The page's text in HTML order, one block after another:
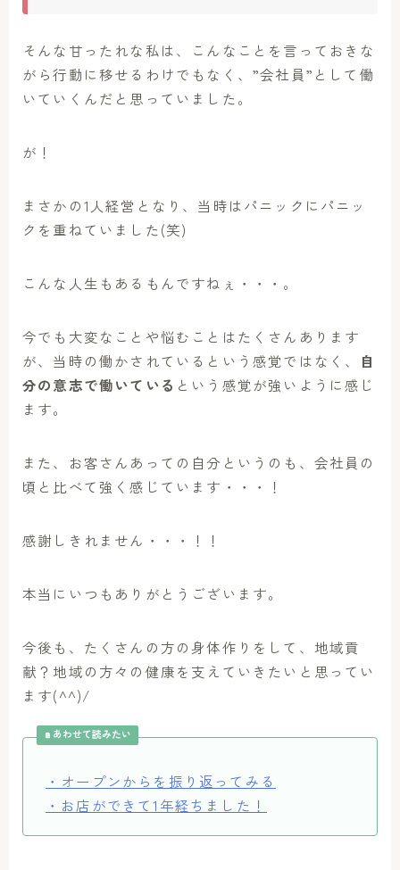
そんな甘ったれな私は、こんなことを言っておきな
がら行動に移せるわけでもなく、”会社員”として働
いていくんだと思っていました。
が！
まさかの1人経営となり、当時はパニックにパニッ
クを重ねていました(笑)
こんな人生もあるもんですねぇ・・・。
今でも大変なことや悩むことはたくさんあります
が、当時の働かされているという感覚ではなく、
自
分の意志で働いている という感覚が強いように感じ
ます。
また、お客さんあっての自分というのも、会社員の
頃と比べて強く感じています・・・！
感謝しきれません・・・！！
本当にいつもありがとうございます。
今後も、たくさんの方の身体作りをして、地域貢
献？地域の方々の健康を支えていきたいと思ってい
ます(^^)/
あわせて読みたい
・オープンからを振り返ってみる
・お店ができて1年経ちました！